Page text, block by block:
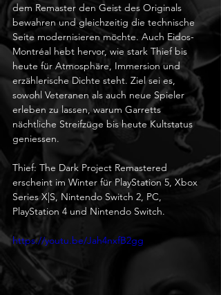
dem Remaster den Geist des Originals
bewahren und gleichzeitig die technische
Seite modernisieren möchte. Auch Eidos-
Montréal hebt hervor, wie stark Thief bis
heute für Atmosphäre, Immersion und
erzählerische Dichte steht. Ziel sei es,
sowohl Veteranen als auch neue Spieler
erleben zu lassen, warum Garretts
nächtliche Streifzüge bis heute Kultstatus
geniessen.
Thief: The Dark Project Remastered
erscheint im Winter für PlayStation 5, Xbox
Series X|S, Nintendo Switch 2, PC,
PlayStation 4 und Nintendo Switch.
https://youtu.be/Jah4nxfB2gg